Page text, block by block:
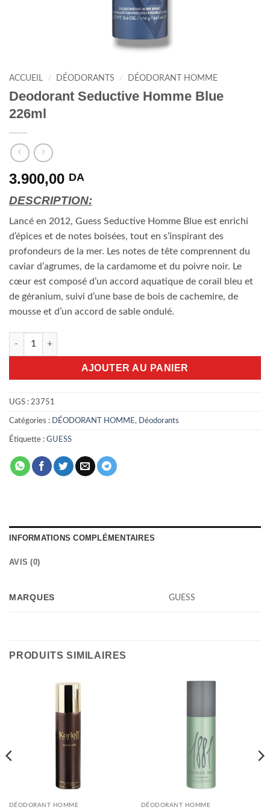
ACCUEIL / DÉODORANTS / DÉODORANT HOMME
Deodorant Seductive Homme Blue
226ml
3.900,00 DA
DESCRIPTION:
Lancé en 2012, Guess Seductive Homme Blue est enrichi
d’épices et de notes boisées, tout en s’inspirant des
profondeurs de la mer. Les notes de tête comprennent du
caviar d’agrumes, de la cardamome et du poivre noir. Le
cœur est composé d’un accord aquatique de corail bleu et
de géranium, suivi d’une base de bois de cachemire, de
mousse et d’un accord de sable ondulé.
quantité de Deodorant Seductive Homme Blue 226ml
AJOUTER AU PANIER
UGS : 23751
Catégories : DÉODORANT HOMME , Déodorants
Étiquette : GUESS
INFORMATIONS COMPLÉMENTAIRES
AVIS (0)
MARQUES GUESS
PRODUITS SIMILAIRES
DÉODORANT HOMME DÉODORANT HOMME